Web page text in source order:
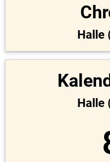
Halle
Halle